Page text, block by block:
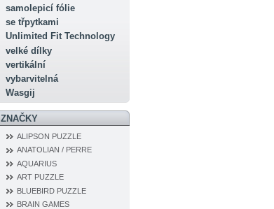
samolepicí fólie
se třpytkami
Unlimited Fit Technology
velké dílky
vertikální
vybarvitelná
Wasgij
ZNAČKY
ALIPSON PUZZLE
ANATOLIAN / PERRE
AQUARIUS
ART PUZZLE
BLUEBIRD PUZZLE
BRAIN GAMES